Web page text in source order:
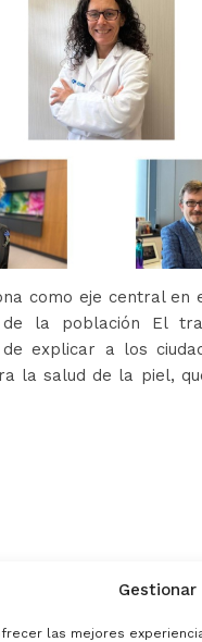
las mejores
como eje central en
la población El
explicar a los
la salud de la piel,